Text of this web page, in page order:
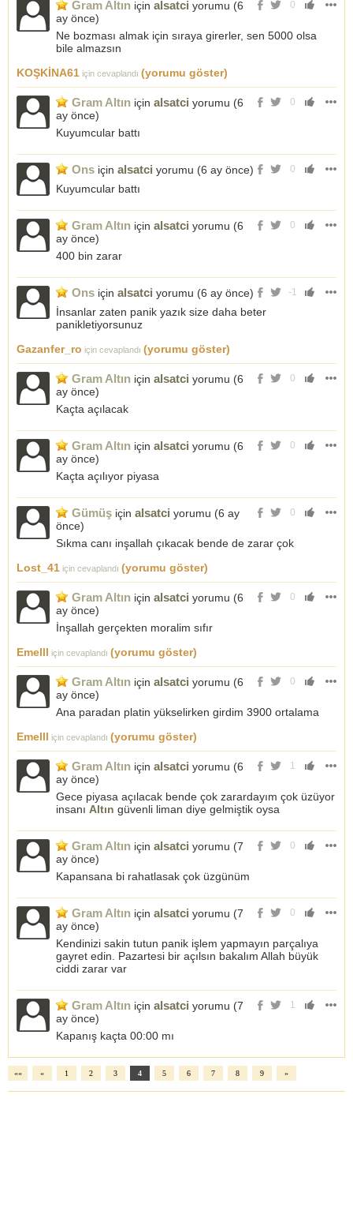
0
Gram Altın için alsatci yorumu (6
ay önce)
Ne bozması almak için sıraya girerler, sen 5000 olsa
bile almazsın
KOŞKİNA61 için cevaplandı (yorumu göster)
0
Gram Altın için alsatci yorumu (6
ay önce)
Kuyumcular battı
0
Ons için alsatci yorumu (6 ay önce)
Kuyumcular battı
0
Gram Altın için alsatci yorumu (6
ay önce)
400 bin zarar
-1
Ons için alsatci yorumu (6 ay önce)
İnsanlar zaten panik yazık size daha beter
panikletiyorsunuz
Gazanfer_ro için cevaplandı (yorumu göster)
0
Gram Altın için alsatci yorumu (6
ay önce)
Kaçta açılacak
0
Gram Altın için alsatci yorumu (6
ay önce)
Kaçta açılıyor piyasa
0
Gümüş için alsatci yorumu (6 ay
önce)
Sıkma canı inşallah çıkacak bende de zarar çok
Lost_41 için cevaplandı (yorumu göster)
0
Gram Altın için alsatci yorumu (6
ay önce)
İnşallah gerçekten moralim sıfır
Emelll için cevaplandı (yorumu göster)
0
Gram Altın için alsatci yorumu (6
ay önce)
Ana paradan platin yükselirken girdim 3900 ortalama
Emelll için cevaplandı (yorumu göster)
1
Gram Altın için alsatci yorumu (6
ay önce)
Gece piyasa açılacak bende çok zarardayım çok üzüyor
insanı Altın güvenli liman diye gelmiştik oysa
0
Gram Altın için alsatci yorumu (7
ay önce)
Kapansana bi rahatlasak çok üzgünüm
0
Gram Altın için alsatci yorumu (7
ay önce)
Kendinizi sakin tutun panik işlem yapmayın parçalıya
gayret edin. Pazartesi bir açılsın bakalım Allah büyük
ciddi zarar var
1
Gram Altın için alsatci yorumu (7
ay önce)
Kapanış kaçta 00:00 mı
«« « 1 2 3 4 5 6 7 8 9 »